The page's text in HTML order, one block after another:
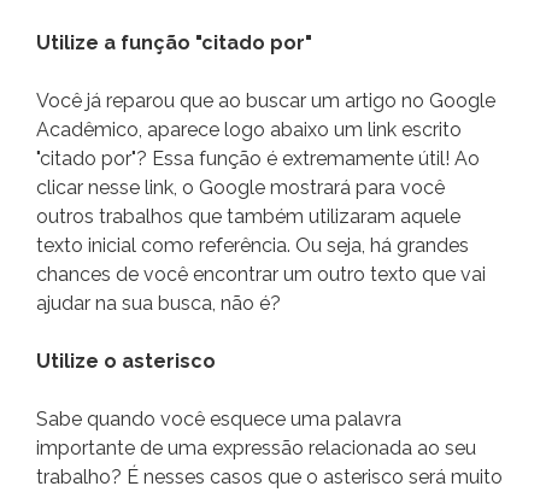
Utilize a função "citado por"
Você já reparou que ao buscar um artigo no Google
Acadêmico, aparece logo abaixo um link escrito
"citado por"? Essa função é extremamente útil! Ao
clicar nesse link, o Google mostrará para você
outros trabalhos que também utilizaram aquele
texto inicial como referência. Ou seja, há grandes
chances de você encontrar um outro texto que vai
ajudar na sua busca, não é?
Utilize o asterisco
Sabe quando você esquece uma palavra
importante de uma expressão relacionada ao seu
trabalho? É nesses casos que o asterisco será muito